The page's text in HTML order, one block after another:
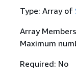
Type: Array of
Array
Maximum
Required: No